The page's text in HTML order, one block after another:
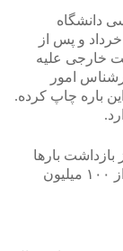
دانشگاه
کونکوردیای شهر مونترال کانادا است که از ۱۷ خرداد و پس از
خارجی علیه
امور
باره چاپ کرده.
بازداشت بارها
مورد بازجویی قرار گرفته، احضار شده و بیش از ۱۰۰ میلیون